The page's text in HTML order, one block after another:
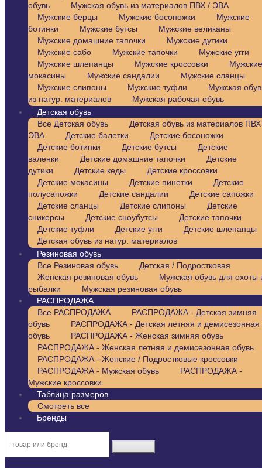
обувь
Мужская обувь из материалов ПВХ / ЭВА
Мужские берцы
Мужские босоножки
Мужские
ботинки
Мужские бутсы
Мужские великаны
Мужские домашние тапочки
Мужские дутики
Мужские сабо
Мужские тапочки
Мужские угги
Мужские шлепанцы
Мужские кроссовки
Мужские
мокасины
Мужские сандалии
Мужские сланцы
Мужские слипоны
Мужские туфли
Мужская
из натур. материалов
Мужская рабочая обувь
Детская обувь
Все Детская обувь
Детская обувь из материалов
ЭВА
Детские балетки
Детские босоножки
Детские ботинки
Детские бутсы
Детские
валенки
Детские домашние тапочки
Детские
дутики
Детские кеды
Детские кроссовки
Детские мокасины
Детские пинетки
Детские
полусапожки
Детские сандалии
Детские сапожки
Детские сланцы
Детские слипоны
Детские
сникерсы
Детские сноубутсы
Детские тапочки
Детские туфли
Детские угги
Детские шлепанцы
Детская обувь из натур. материалов
Резиновая обувь
Все Резиновая обувь
Детская / Подростковая
Женская резиновая обувь
Мужская обувь для охоты
рыбалки
Мужская резиновая обувь
РАСПРОДАЖА
Все РАСПРОДАЖА
РАСПРОДАЖА - Детская зимняя
обувь
РАСПРОДАЖА - Детская летняя и демисезонная
обувь
РАСПРОДАЖА - Женская зимняя обувь
РАСПРОДАЖА - Женская летняя и демисезонная обувь
РАСПРОДАЖА - Женские / Подростковые кроссовки
РАСПРОДАЖА - Мужская обувь
РАСПРОДАЖА -
Мужские кроссовки
Таблица размеров
Смотреть все
Бренды